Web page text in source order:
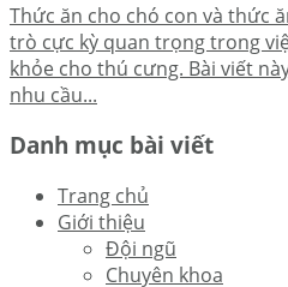
Thức ăn cho chó con và thức
trò cực kỳ quan trọng trong
khỏe cho thú cưng. Bài viết
nhu cầu...
Danh mục bài viết
Trang chủ
Giới thiệu
Đội ngũ
Chuyên khoa